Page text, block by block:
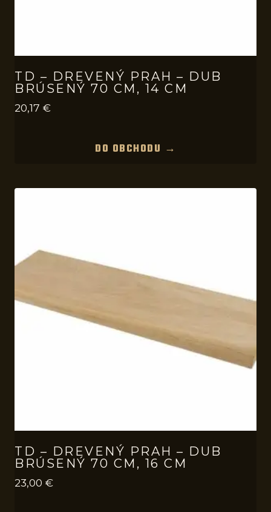
TD – DREVENÝ PRAH – DUB
BRÚSENÝ 70 CM, 14 CM
20,17 €
DO OBCHODU →
TD – DREVENÝ PRAH – DUB
BRÚSENÝ 70 CM, 16 CM
23,00 €